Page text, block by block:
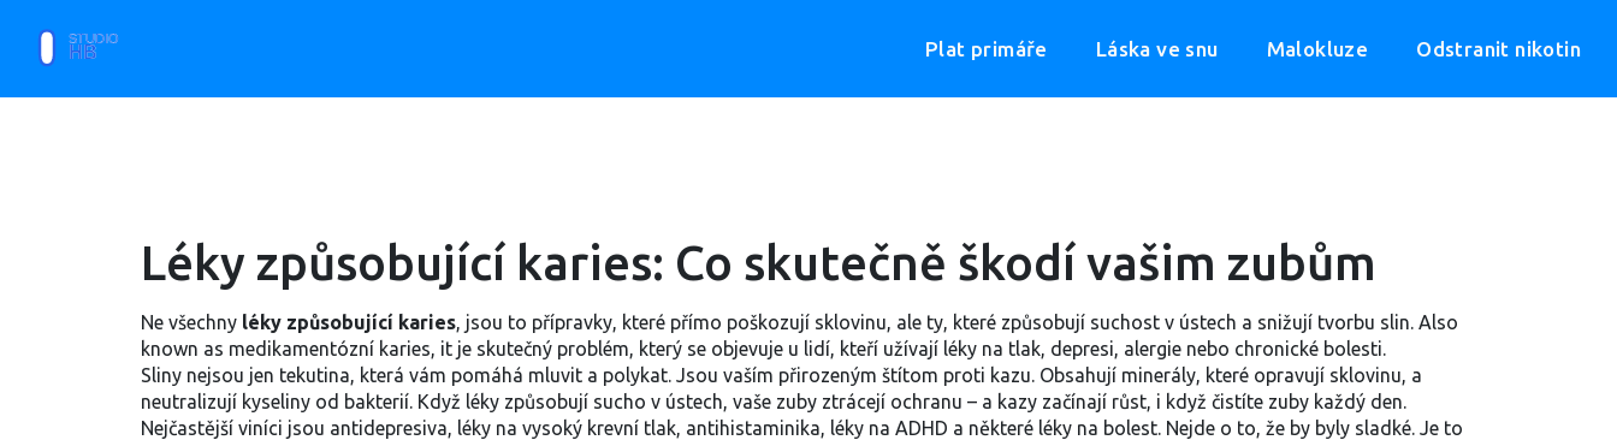
Plat primáře Láska ve snu Malokluze Odstranit nikotin
Léky způsobující karies: Co skutečně škodí vašim zubům
Ne všechny léky způsobující karies, jsou to přípravky, které přímo poškozují sklovinu, ale ty, které způsobují suchost v ústech a snižují tvorbu slin. Also
known as medikamentózní karies, it je skutečný problém, který se objevuje u lidí, kteří užívají léky na tlak, depresi, alergie nebo chronické bolesti.
Sliny nejsou jen tekutina, která vám pomáhá mluvit a polykat. Jsou vaším přirozeným štítom proti kazu. Obsahují minerály, které opravují sklovinu, a
neutralizují kyseliny od bakterií. Když léky způsobují sucho v ústech, vaše zuby ztrácejí ochranu – a kazy začínají růst, i když čistíte zuby každý den.
Nejčastější viníci jsou antidepresiva, léky na vysoký krevní tlak, antihistaminika, léky na ADHD a některé léky na bolest. Nejde o to, že by byly sladké. Je to